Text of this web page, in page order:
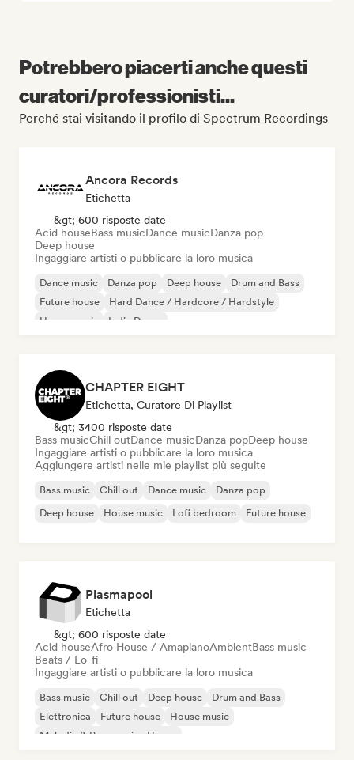
Potrebbero piacerti anche questi
curatori/professionisti...
Perché stai visitando il profilo di Spectrum Recordings
Ancora Records
Etichetta
&gt; 600 risposte date
Acid houseBass musicDance musicDanza pop
Deep house
Ingaggiare artisti o pubblicare la loro musica
Dance music Danza pop Deep house
Drum and Bass
Future house
Hard Dance / Hardcore / Hardstyle
House music
Indie Dance
CHAPTER EIGHT
Etichetta, Curatore Di Playlist
&gt; 3400 risposte date
Bass musicChill outDance musicDanza popDeep house
Ingaggiare artisti o pubblicare la loro musica
Aggiungere artisti nelle mie playlist più seguite
Bass music Chill out Dance music
Danza pop
Deep house
House music Lofi bedroom Future house
Plasmapool
Etichetta
&gt; 600 risposte date
Acid houseAfro House / AmapianoAmbientBass music
Beats / Lo-fi
Ingaggiare artisti o pubblicare la loro musica
Bass music Chill out Deep house
Drum and Bass
Elettronica
Future house
House music
Melodic & Progressive House